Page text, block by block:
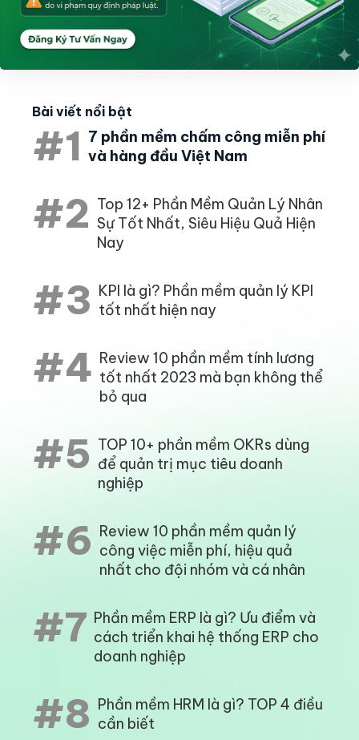
Bài viết nổi bật
#1 7 phần mềm chấm công miễn phí
và hàng đầu Việt Nam
#2 Top 12+ Phần Mềm Quản Lý Nhân
Sự Tốt Nhất, Siêu Hiệu Quả Hiện
Nay
#3 KPI là gì? Phần mềm quản lý KPI
tốt nhất hiện nay
#4 Review 10 phần mềm tính lương
tốt nhất 2023 mà bạn không thể
bỏ qua
#5 TOP 10+ phần mềm OKRs dùng
để quản trị mục tiêu doanh
nghiệp
#6 Review 10 phần mềm quản lý
công việc miễn phí, hiệu quả
nhất cho đội nhóm và cá nhân
#7 Phần mềm ERP là gì? Ưu điểm và
cách triển khai hệ thống ERP cho
doanh nghiệp
#8 Phần mềm HRM là gì? TOP 4 điều
cần biết